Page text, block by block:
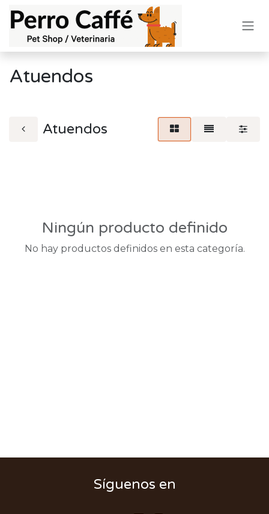
Atuendos
Atuendos
Ningún producto definido
No hay productos definidos en esta categoría.
Síguenos en